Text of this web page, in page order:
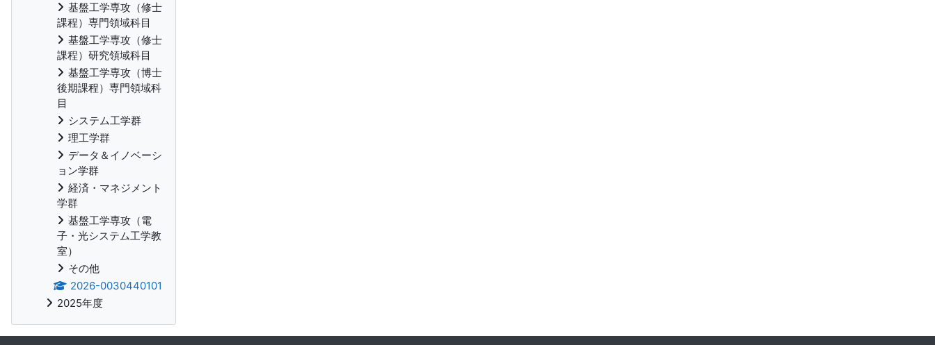
基盤工学専攻（修士
課程）専門領域科目
基盤工学専攻（修士
課程）研究領域科目
基盤工学専攻（博士
後期課程）専門領域科
目
システム工学群
理工学群
データ＆イノベーシ
ョン学群
経済・マネジメント
学群
基盤工学専攻（電
子・光システム工学教
室）
その他
2026-0030440101
2025年度